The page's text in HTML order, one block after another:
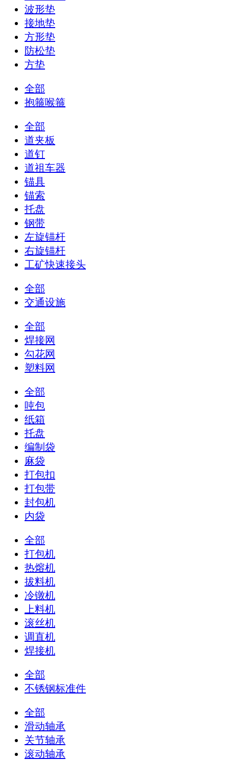
波形垫
接地垫
方形垫
防松垫
方垫
全部
抱箍喉箍
全部
道夹板
道钉
道祖车器
锚具
锚索
托盘
钢带
左旋锚杆
右旋锚杆
工矿快速接头
全部
交通设施
全部
焊接网
勾花网
塑料网
全部
吨包
纸箱
托盘
编制袋
麻袋
打包扣
打包带
封包机
内袋
全部
打包机
热熔机
拔料机
冷镦机
上料机
滚丝机
调直机
焊接机
全部
不锈钢标准件
全部
滑动轴承
关节轴承
滚动轴承